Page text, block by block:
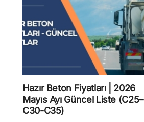
Hazır Beton Fiyatları | 2026
Mayıs Ayı Güncel Liste (C25–
C30-C35)